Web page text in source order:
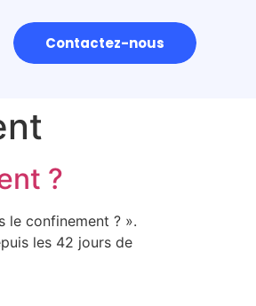
Contactez-nous
?
le confinement ? ».
les 42 jours de